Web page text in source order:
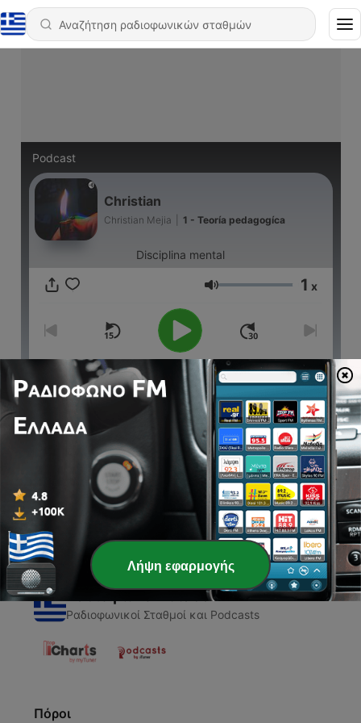
Podcast
Christian
Christian Mejia 1 - Teoría pedagogíca
Disciplina mental
Ένταση 1 x
00:00
Επεισόδια
Teoría pedagogíca
08 Οκτ 2020
Ραδιόφωνο Ελλάδα
Ραδιοφωνικοί Σταθμοί και Podcasts
Πόροι
Λήψη εφαρμογής